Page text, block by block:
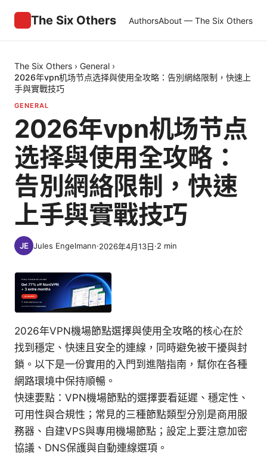
The Six Others AuthorsAbout — The Six Others
The Six Others › General ›
2026年vpn机场节点选择與使用全攻略：告別網絡限制，快速上
手與實戰技巧
GENERAL
2026年vpn机场节点
选择與使用全攻略：
告別網絡限制，快速
上手與實戰技巧
Jules Engelmann·2026年4月13日·2 min
2026年VPN機場節點選擇與使用全攻略的核心在於
找到穩定、快速且安全的連線，同時避免被干擾與封
鎖。以下是一份實用的入門到進階指南，幫你在各種
網路環境中保持順暢。
快速要點：VPN機場節點的選擇要看延遲、穩定性、
可用性與合規性；常見的三種節點類型分別是商用服
務器、自建VPS與專用機場節點；設定上要注意加密
協議、DNS保護與自動連線選項。